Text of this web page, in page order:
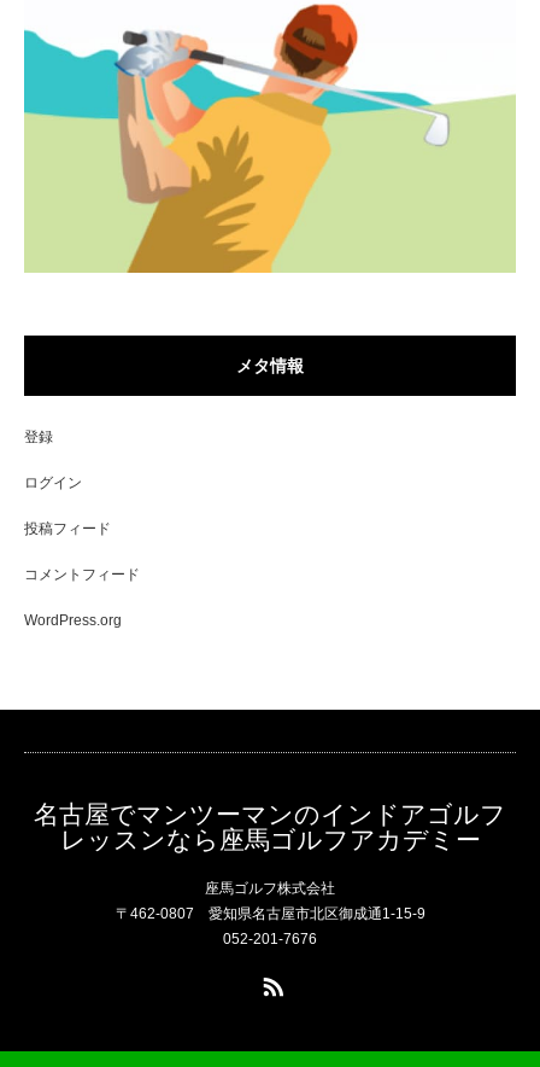
メタ情報
登録
ログイン
投稿フィード
コメントフィード
WordPress.org
名古屋でマンツーマンのインドアゴルフ
レッスンなら座馬ゴルフアカデミー
座馬ゴルフ株式会社
〒462-0807 愛知県名古屋市北区御成通1-15-9
052-201-7676